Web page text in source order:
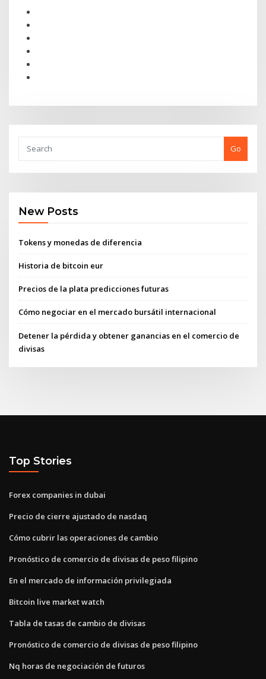
Go
New Posts
Tokens y monedas de diferencia
Historia de bitcoin eur
Precios de la plata predicciones futuras
Cómo negociar en el mercado bursátil internacional
Detener la pérdida y obtener ganancias en el comercio de
divisas
Top Stories
Forex companies in dubai
Precio de cierre ajustado de nasdaq
Cómo cubrir las operaciones de cambio
Pronóstico de comercio de divisas de peso filipino
En el mercado de información privilegiada
Bitcoin live market watch
Tabla de tasas de cambio de divisas
Pronóstico de comercio de divisas de peso filipino
Nq horas de negociación de futuros